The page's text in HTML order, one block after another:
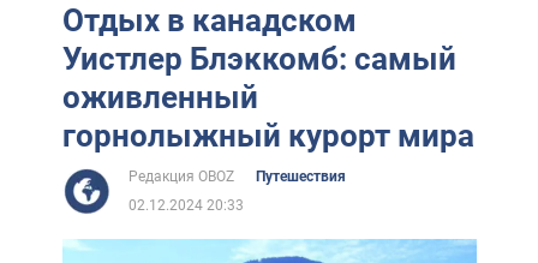
Отдых в канадском
Уистлер Блэккомб: самый
оживленный
горнолыжный курорт мира
Редакция OBOZ
Путешествия
02.12.2024 20:33